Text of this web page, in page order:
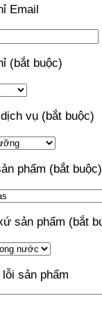
Email
(bắt buộc)
vụ (bắt buộc)
phẩm (bắt
sản phẩm (bắt
lỗi sản phẩm